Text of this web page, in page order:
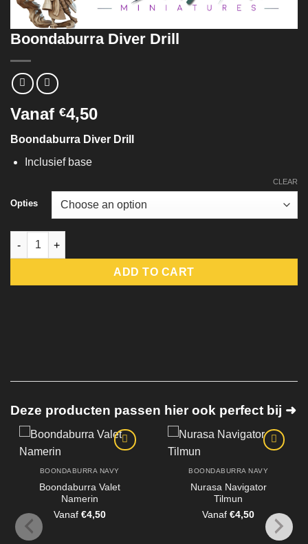
Boondaburra Diver Drill
Vanaf €4,50
Boondaburra Diver Drill
Inclusief base
Opties
CLEAR
Boondaburra Diver Drill quantity
ADD TO CART
Deze producten passen hier ook perfect bij ➜
BOONDABURRA NAVY
Boondaburra Valet
Namerin
Vanaf €4,50
BOONDABURRA NAVY
Nurasa Navigator
Tilmun
Vanaf€4,50